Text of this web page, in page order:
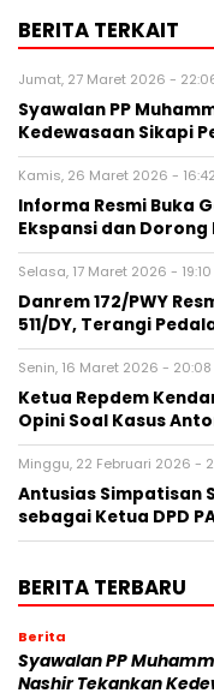
BERITA TERKAIT
Jumat, 27 Maret 2026 -
Syawalan PP
Kedewasaan Sikapi
Kamis, 26 Maret 2026 -
Informa Resmi Buka
Ekspansi dan Dorong
Selasa, 17 Maret 2026 - 19:10
Danrem 172/PWY
511/DY, Terangi
Senin, 16 Maret 2026 - 20:08
Ketua Repdem
Opini Soal Kasus
Minggu, 22 Februari 2026 -
Antusias Simpatisan
sebagai Ketua DPD
BERITA TERBARU
Berita
Syawalan PP
Nashir Tekankan